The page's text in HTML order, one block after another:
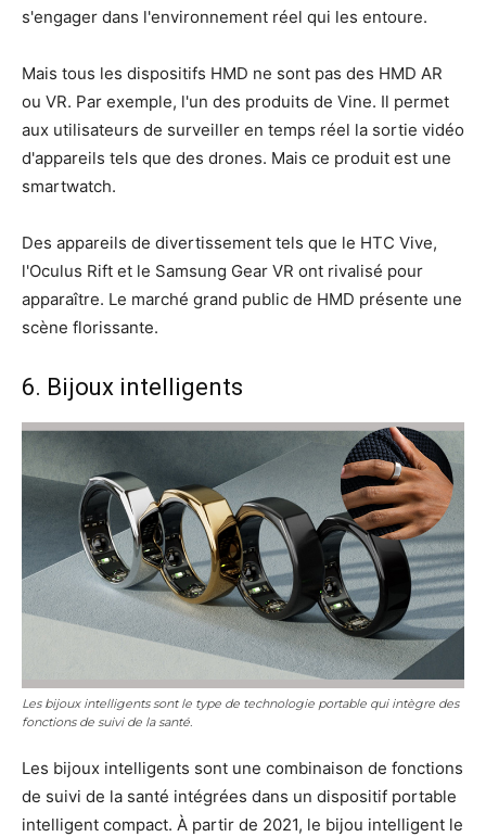
s'engager dans l'environnement réel qui les entoure.
Mais tous les dispositifs HMD ne sont pas des HMD AR
ou VR. Par exemple, l'un des produits de Vine. Il permet
aux utilisateurs de surveiller en temps réel la sortie vidéo
d'appareils tels que des drones. Mais ce produit est une
smartwatch.
Des appareils de divertissement tels que le HTC Vive,
l'Oculus Rift et le Samsung Gear VR ont rivalisé pour
apparaître. Le marché grand public de HMD présente une
scène florissante.
6. Bijoux intelligents
Les bijoux intelligents sont le type de technologie portable qui intègre des
fonctions de suivi de la santé.
Les bijoux intelligents sont une combinaison de fonctions
de suivi de la santé intégrées dans un dispositif portable
intelligent compact. À partir de 2021, le bijou intelligent le